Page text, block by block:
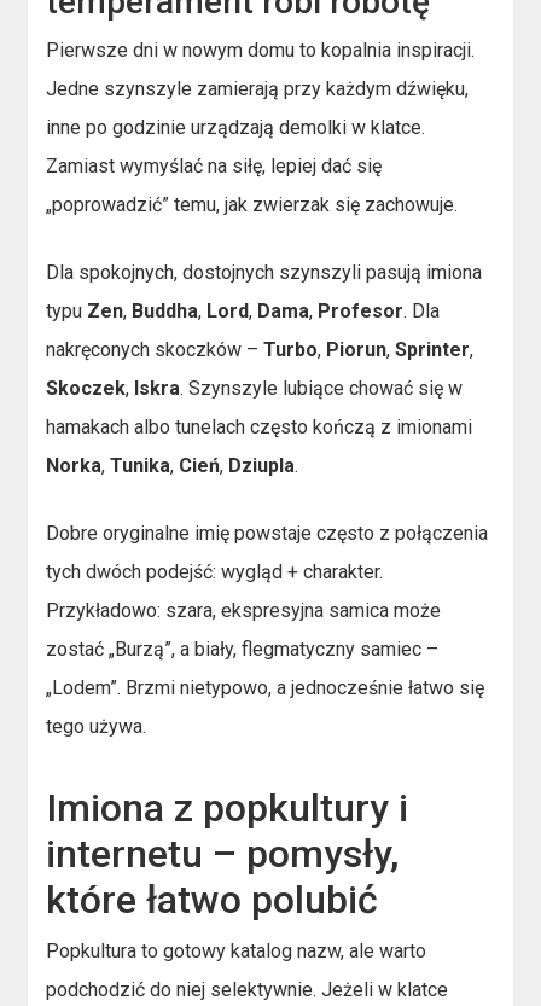
Pierwsze dni w nowym domu to kopalnia inspiracji.
Jedne szynszyle zamierają przy każdym dźwięku,
inne po godzinie urządzają demolki w klatce.
Zamiast wymyślać na siłę, lepiej dać się
„poprowadzić” temu, jak zwierzak się zachowuje.
Dla spokojnych, dostojnych szynszyli pasują imiona
typu Zen, Buddha, Lord, Dama, Profesor. Dla
nakręconych skoczków –Turbo, Piorun,Sprinter,
Skoczek, Iskra. Szynszyle lubiące chować się w
hamakach albo tunelach często kończą z imionami
Norka,Tunika, Cień, Dziupla.
Dobre oryginalne imię powstaje często z połączenia
tych dwóch podejść: wygląd + charakter.
Przykładowo: szara, ekspresyjna samica może
zostać „Burzą”, a biały, flegmatyczny samiec –
„Lodem”. Brzmi nietypowo, a jednocześnie łatwo się
tego używa.
Imiona z popkultury i
internetu – pomysły,
które łatwo polubić
Popkultura to gotowy katalog nazw, ale warto
podchodzić do niej selektywnie. Jeżeli w klatce